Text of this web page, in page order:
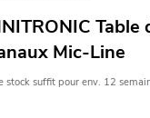
Mic-Line
stock suffit pour env. 12